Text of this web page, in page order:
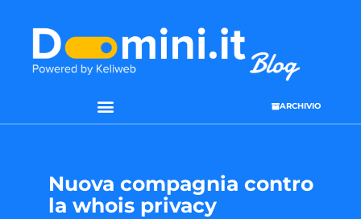
ARCHIVIO
Nuova compagnia contro
la whois privacy